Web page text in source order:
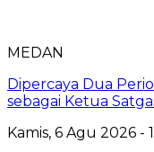
MEDAN
Dipercaya Dua
sebagai Ketua
Kamis, 6 Agu 2026 -